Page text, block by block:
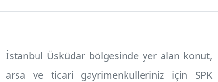
İstanbul Üsküdar bölgesinde yer alan konut,
arsa ve ticari gayrimenkulleriniz için SPK